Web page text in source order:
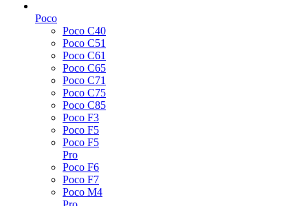
Poco
Poco C40
Poco C51
Poco C61
Poco C65
Poco C71
Poco C75
Poco C85
Poco F3
Poco F5
Poco F5
Pro
Poco F6
Poco F7
Poco M4